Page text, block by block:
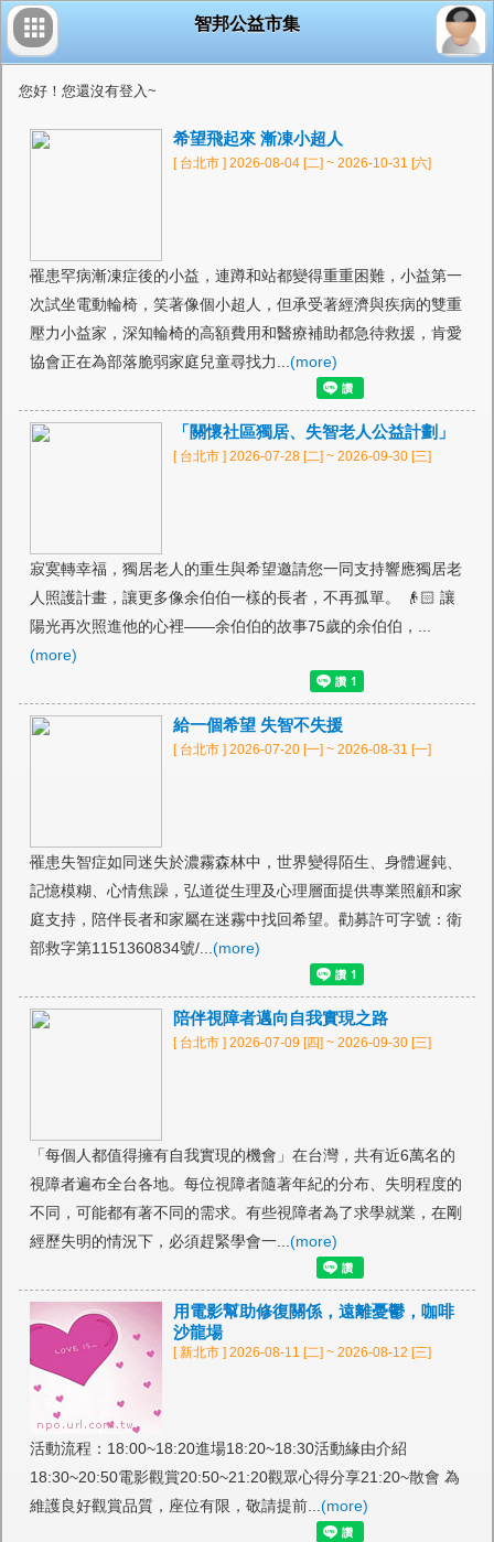
智邦公益市集
您好！您還沒有登入~
希望飛起來 漸凍小超人
[ 台北市 ] 2026-08-04 [二] ~ 2026-10-31 [六]
罹患罕病漸凍症後的小益，連蹲和站都變得重重困難，小益第一
次試坐電動輪椅，笑著像個小超人，但承受著經濟與疾病的雙重
壓力小益家，深知輪椅的高額費用和醫療補助都急待救援，肯愛
協會正在為部落脆弱家庭兒童尋找力... (more)
「關懷社區獨居、失智老人公益計劃」
[ 台北市 ] 2026-07-28 [二] ~ 2026-09-30 [三]
寂寞轉幸福，獨居老人的重生與希望邀請您一同支持響應獨居老
人照護計畫，讓更多像余伯伯一樣的長者，不再孤單。 👴🏻 讓
陽光再次照進他的心裡——余伯伯的故事75歲的余伯伯，...
(more)
給一個希望 失智不失援
[ 台北市 ] 2026-07-20 [一] ~ 2026-08-31 [一]
罹患失智症如同迷失於濃霧森林中，世界變得陌生、身體遲鈍、
記憶模糊、心情焦躁，弘道從生理及心理層面提供專業照顧和家
庭支持，陪伴長者和家屬在迷霧中找回希望。勸募許可字號：衛
部救字第1151360834號/... (more)
陪伴視障者邁向自我實現之路
[ 台北市 ] 2026-07-09 [四] ~ 2026-09-30 [三]
「每個人都值得擁有自我實現的機會」在台灣，共有近6萬名的
視障者遍布全台各地。每位視障者隨著年紀的分布、失明程度的
不同，可能都有著不同的需求。有些視障者為了求學就業，在剛
經歷失明的情況下，必須趕緊學會一... (more)
用電影幫助修復關係，遠離憂鬱，咖啡
沙龍場
[ 新北市 ] 2026-08-11 [二] ~ 2026-08-12 [三]
活動流程：18:00~18:20進場18:20~18:30活動緣由介紹
18:30~20:50電影觀賞20:50~21:20觀眾心得分享21:20~散會 為
維護良好觀賞品質，座位有限，敬請提前... (more)